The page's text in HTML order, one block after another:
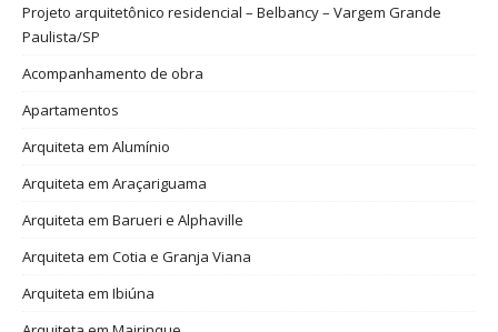
Projeto arquitetônico residencial – Belbancy – Vargem Grande
Paulista/SP
Acompanhamento de obra
Apartamentos
Arquiteta em Alumínio
Arquiteta em Araçariguama
Arquiteta em Barueri e Alphaville
Arquiteta em Cotia e Granja Viana
Arquiteta em Ibiúna